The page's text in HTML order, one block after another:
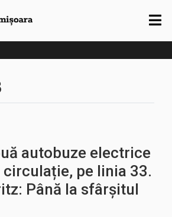
autobuze electrice
pe linia 33.
Până la sfârșitul